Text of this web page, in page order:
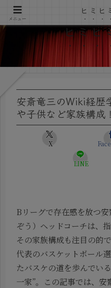
ヒミヒ
安斎竜三のWiki経歴
や子供など家族構成！
X
LINE
Bリーグで存在感を放つ
ぞう）ヘッドコーチは、
その家族構成も注目の的
代表のバスケットボール
たバスケの道を歩んでい
一家”。この記事では、安
メニュー
ヒミヒ